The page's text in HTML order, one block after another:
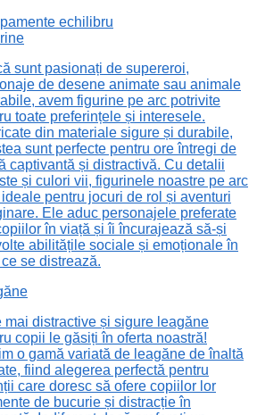
echilibru
sunt pasionați de supereroi,
de desene animate sau animale
avem figurine pe arc potrivite
toate preferințele și interesele.
din materiale sigure și durabile,
sunt perfecte pentru ore întregi de
captivantă și distractivă. Cu detalii
și culori vii, figurinele noastre pe arc
pentru jocuri de rol și aventuri
Ele aduc personajele preferate
în viață și îi încurajează să-și
abilitățile sociale și emoționale în
se distrează.
mai distractive și sigure leagăne
copii le găsiți în oferta noastră!
o gamă variată de leagăne de înaltă
fiind alegerea perfectă pentru
care doresc să ofere copiilor lor
de bucurie și distracție în